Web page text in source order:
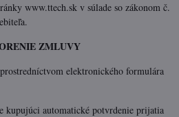
www.ttech.sk v súlade so zákonom č.
ZMLUVY
elektronického formulára
kupujúci automatické potvrdenie prijatia